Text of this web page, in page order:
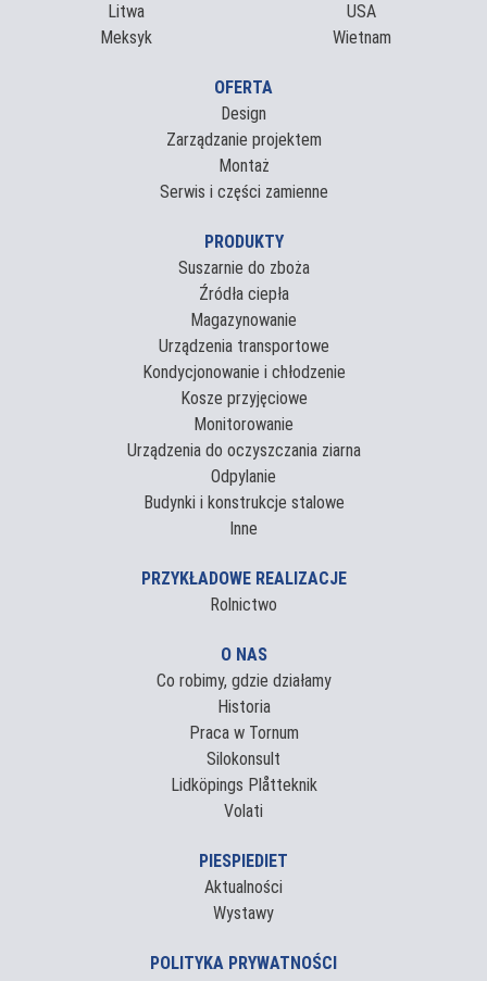
Litwa
Meksyk
USA
Wietnam
OFERTA
Design
Zarządzanie projektem
Montaż
Serwis i części zamienne
PRODUKTY
Suszarnie do zboża
Źródła ciepła
Magazynowanie
Urządzenia transportowe
Kondycjonowanie i chłodzenie
Kosze przyjęciowe
Monitorowanie
Urządzenia do oczyszczania ziarna
Odpylanie
Budynki i konstrukcje stalowe
Inne
PRZYKŁADOWE REALIZACJE
Rolnictwo
O NAS
Co robimy, gdzie działamy
Historia
Praca w Tornum
Silokonsult
Lidköpings Plåtteknik
Volati
PIESPIEDIET
Aktualności
Wystawy
POLITYKA PRYWATNOŚCI